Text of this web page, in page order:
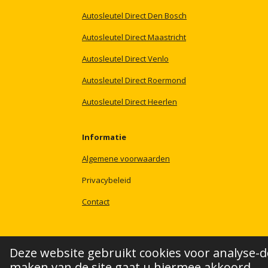
Deze website gebruikt cookies voor
Autosleutel DirectDen Bosch
Autosleutel DirectMaastricht
Autosleutel DirectVenlo
Autosleutel DirectRoermond
Autosleutel DirectHeerlen
Informatie
Algemene voorwaarden
Privacybeleid
Contact